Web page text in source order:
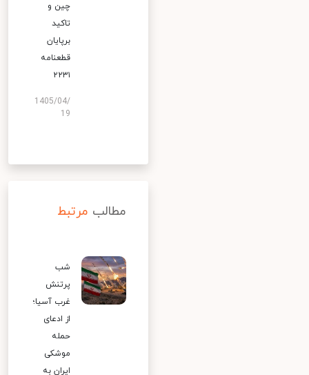
چین و
تاکید
برپایان
قطعنامه
۲۲۳۱
1405/04/
19
مطالب مرتبط
شب
پرتنش
غرب آسیا؛
از ادعای
حمله
موشکی
ایران به